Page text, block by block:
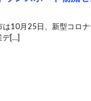
10月25日、新型コロ
デ[…]